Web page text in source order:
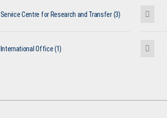
Service Centre for Research and Transfer (3)
International Office (1)